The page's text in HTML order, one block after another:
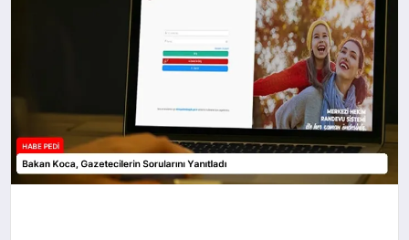
TEKNOLOJI